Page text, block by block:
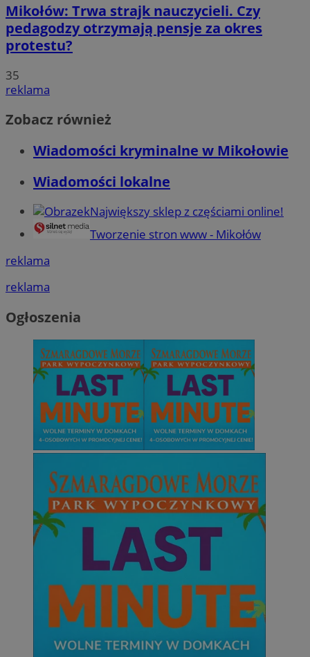
Mikołów: Trwa strajk nauczycieli. Czy
pedagodzy otrzymają pensje za okres
protestu?
35
reklama
Zobacz również
Wiadomości kryminalne w Mikołowie
Wiadomości lokalne
Największy sklep z częściami online!
Tworzenie stron www - Mikołów
reklama
reklama
Ogłoszenia